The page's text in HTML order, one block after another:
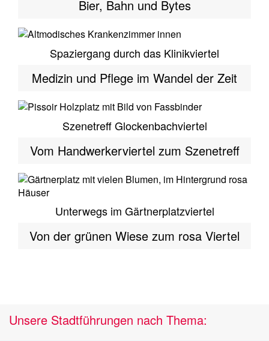
Bier, Bahn und Bytes
Spaziergang durch das Klinikviertel
Medizin und Pflege im Wandel der Zeit
Szenetreff Glockenbachviertel
Vom Handwerkerviertel zum Szenetreff
Unterwegs im Gärtnerplatzviertel
Von der grünen Wiese zum rosa Viertel
Unsere Stadtführungen nach Thema: